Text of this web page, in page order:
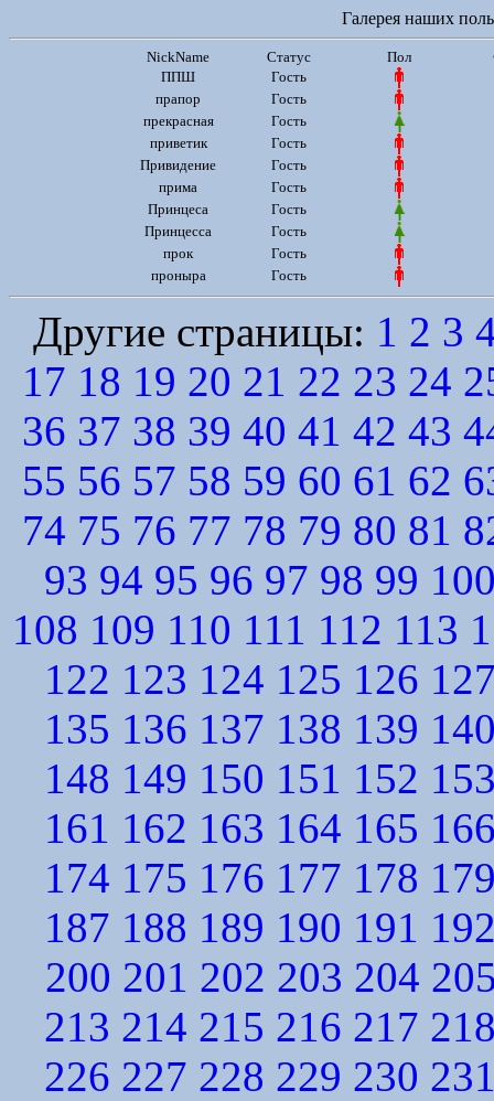
Галерея наших
NickName Статус Пол
ППШ
Гость
прапор
Гость
прекрасная
Гость
приветик
Гость
Привидение
Гость
прима
Гость
Принцеса
Гость
Принцесса
Гость
прок
Гость
проныра
Гость
Другие страницы: 1 2 3
17 18 19 20 21 22 23 24
36 37 38 39 40 41 42 43
55 56 57 58 59 60 61 62
74 75 76 77 78 79 80 81
93 94 95 96 97 98 99
108 109 110 111 112 113
122 123 124 125 126
135 136 137 138 139
148 149 150 151 152
161 162 163 164 165
174 175 176 177 178
187 188 189 190 191
200 201 202 203 204
213 214 215 216 217
226 227 228 229 230